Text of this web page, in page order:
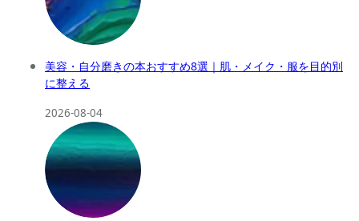
美容・自分磨きの本おすすめ8選｜肌・メイク・服を目的別
に整える
2026-08-04